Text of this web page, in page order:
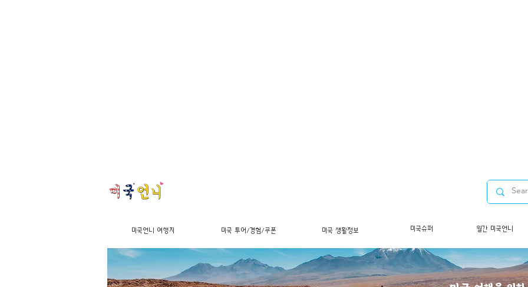
미국언니 여행지 미국 투어/경험/쿠폰 미국 생활정보 미국슈퍼 월간 미국언니